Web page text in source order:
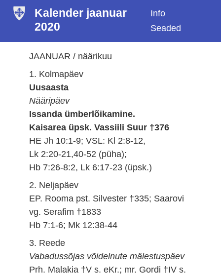
Kalender jaanuar
2020
Info
Seaded
JAANUAR / näärikuu
1. Kolmapäev
Uusaasta
Nääripäev
Issanda ümberlõikamine.
Kaisarea üpsk. Vassiili Suur †376
HE Jh 10:1-9; VSL: Kl 2:8-12,
Lk 2:20-21,40-52 (püha);
Hb 7:26-8:2, Lk 6:17-23 (üpsk.)
2. Neljapäev
EP. Rooma pst. Silvester †335; Saarovi
vg. Serafim †1833
Hb 7:1-6; Mk 12:38-44
3. Reede
Vabadussõjas võidelnute mälestuspäev
Prh. Malakia †V s. eKr.; mr. Gordi †IV s.